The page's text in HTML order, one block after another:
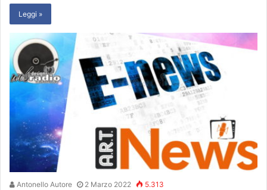
Leggi »
Antonello Autore 2 Marzo 2022 5.313